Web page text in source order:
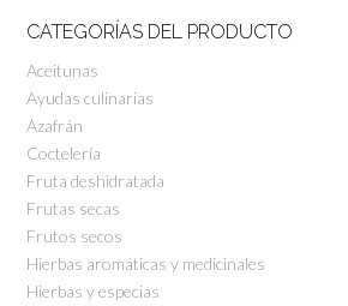
CATEGORÍAS DEL PRODUCTO
Aceitunas
Ayudas culinarias
Azafrán
Coctelería
Fruta deshidratada
Frutas secas
Frutos secos
Hierbas aromáticas y medicinales
Hierbas y especias